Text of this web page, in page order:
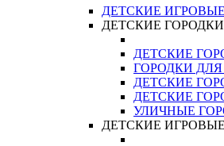
ДЕТСКИЕ
ДЕТСКИЕ ГОРОДКИ
ДЕТСКИЕ
ГОРОДКИ
ДЕТСКИЕ
ДЕТСКИЕ
УЛИЧНЫЕ
ДЕТСКИЕ